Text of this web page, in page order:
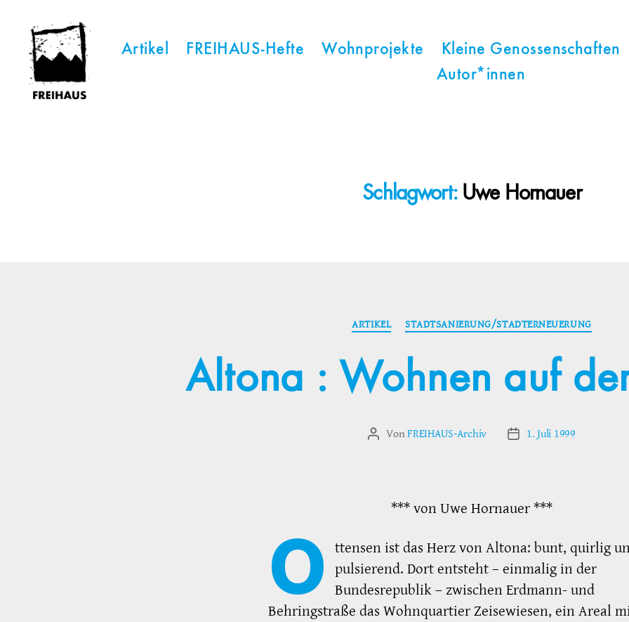
Artikel FREIHAUS-Hefte Wohnprojekte Kleine Genossenschaften
Autor*innen
Schlagwort: Uwe Hornauer
Kategorien
ARTIKEL STADTSANIERUNG/STADTERNEUERUNG
Altona : Wohnen auf
Beitragsautor
VonFREIHAUS-Archiv Veröffentlichungsdatum
1. Juli 1999
*** von Uwe Hornauer ***
O ttensen ist das Herz von Altona: bunt, quirlig
pulsierend. Dort entsteht – einmalig in der
Bundesrepublik – zwischen Erdmann- und
Behringstraße das Wohnquartier Zeisewiesen, ein Areal